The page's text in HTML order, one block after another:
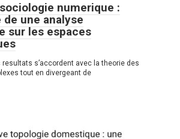
numerique :
une analyse
sur les espaces
resultats s’accordent avec la theorie des
tout en divergeant de